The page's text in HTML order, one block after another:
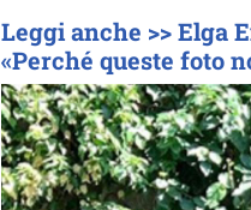
Leggi anche >> Elga
«Perché queste foto